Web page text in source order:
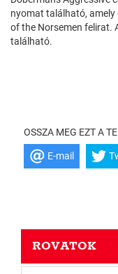
nyomat található, amely
of the Norsemen felirat.
található.
OSSZA MEG EZT A
E-mail
ROVATOK